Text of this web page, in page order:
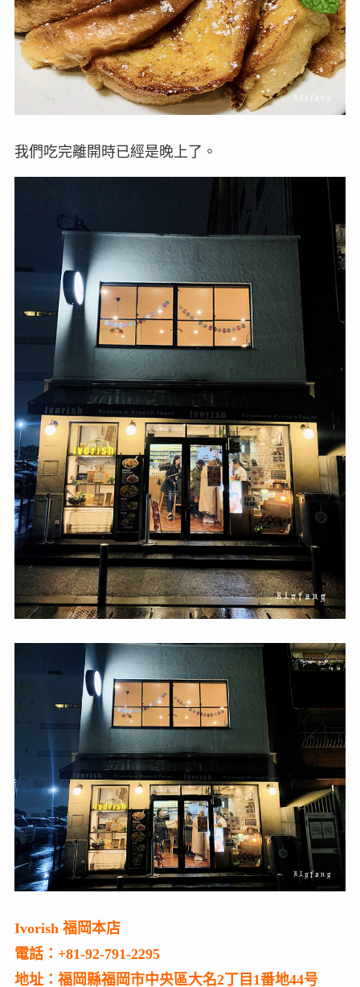
我們吃完離開時已經是晚上了。
Ivorish 福岡本店
電話：+81-92-791-2295
地址：福岡縣福岡市中央區大名2丁目1番地44号